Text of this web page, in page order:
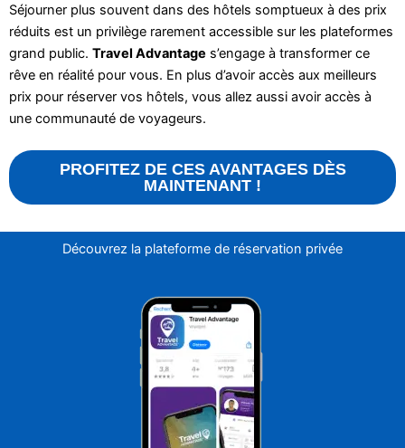
Séjourner plus souvent dans des hôtels somptueux à des prix
réduits est un privilège rarement accessible sur les plateformes
grand public. Travel Advantage s’engage à transformer ce
rêve en réalité pour vous. En plus d’avoir accès aux meilleurs
prix pour réserver vos hôtels, vous allez aussi avoir accès à
une communauté de voyageurs.
PROFITEZ DE CES AVANTAGES DÈS
MAINTENANT !
Découvrez la plateforme de réservation privée